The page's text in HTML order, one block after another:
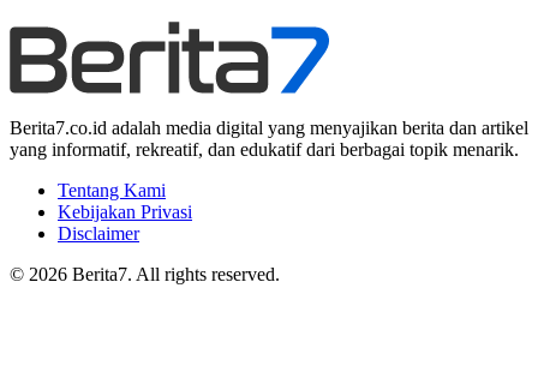
Berita7.co.id adalah media digital yang menyajikan berita dan artikel
yang informatif, rekreatif, dan edukatif dari berbagai topik menarik.
Tentang Kami
Kebijakan Privasi
Disclaimer
© 2026 Berita7. All rights reserved.